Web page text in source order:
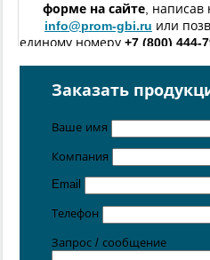
форме на сайте ,
info@prom-gbi.ru или
единому номеру +7 (800) 444-
изготовление
Поставка осуществляется с
расположенных в
Петербурге,Москве,Казани,
Дону,Екатеринбурге
Цена от 5 руб. / кг
Заказать
Ваше имя
Компания
Email
Телефон
Запрос / сообщение